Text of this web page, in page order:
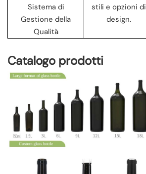
Sistema di
Gestione della
Qualità
stili e opzioni di
design.
Catalogo prodotti